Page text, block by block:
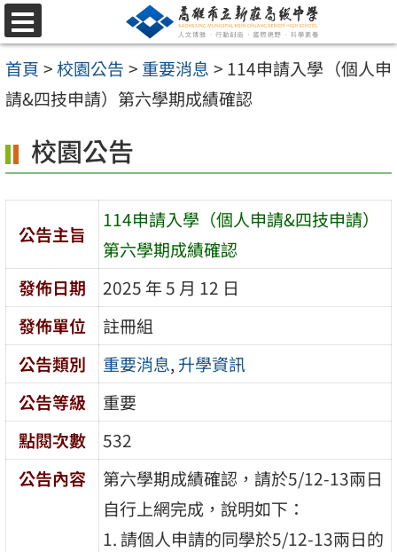
跳
至
主
要
容
區
選
單
首頁 >校園公告 > 重要消息 > 114申請入學（個人申
請&四技申請）第六學期成績確認
校園公告
公告主旨
114申請入學（個人申請&四技申請）
第六學期成績確認
發佈日期
2025 年 5 月 12 日
發佈單位
註冊組
公告類別
重要消息,升學資訊
公告等級
重要
點閱次數
532
公告內容
第六學期成績確認，請於5/12-13兩日
自行上網完成，說明如下：
1. 請個人申請的同學於5/12-13兩日的